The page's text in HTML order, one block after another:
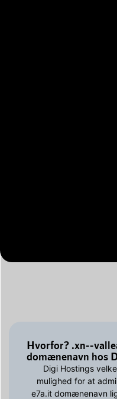
Hvorfor? .xn--
domænenavn hos
Digi Hostings
mulighed for at
e7a.it domænenavn